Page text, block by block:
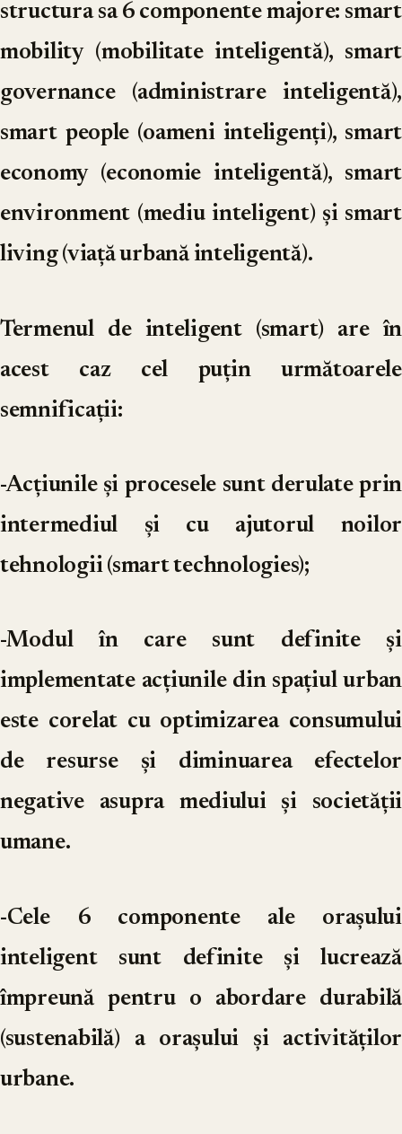
structura sa 6 componente majore: smart
mobility (mobilitate inteligentă), smart
governance (administrare inteligentă),
smart people (oameni inteligenți), smart
economy (economie inteligentă), smart
environment (mediu inteligent) și smart
living (viață urbană inteligentă).
Termenul de inteligent (smart) are în
acest caz cel puțin următoarele
semnificații:
-Acțiunile și procesele sunt derulate prin
intermediul și cu ajutorul noilor
tehnologii (smart technologies);
-Modul în care sunt definite și
implementate acțiunile din spațiul urban
este corelat cu optimizarea consumului
de resurse și diminuarea efectelor
negative asupra mediului și societății
umane.
-Cele 6 componente ale orașului
inteligent sunt definite și lucrează
împreună pentru o abordare durabilă
(sustenabilă) a orașului și activităților
urbane.